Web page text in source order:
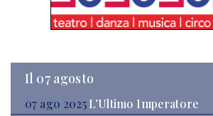
Il 07 agosto
07 ago 2025 L’Ultimo Imperatore